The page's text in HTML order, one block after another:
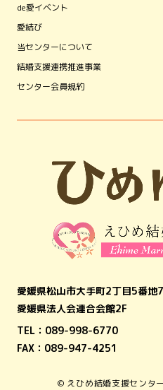
de愛イベント
愛結び
当センターについて
結婚支援連携推進事業
センター会員規約
愛媛県松山市大手町2丁目5番地7
愛媛県法人会連合会館2F
TEL： 089-998-6770
FAX：089-947-4251
© えひめ結婚支援セン